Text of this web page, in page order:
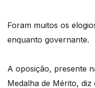
Foram muitos os
enquanto governante.
A oposição, presente
Medalha de Mérito, diz